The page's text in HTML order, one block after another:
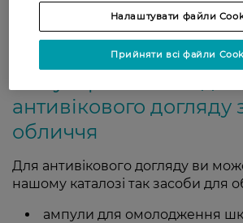
сухістю, втратою еластичності,
нерівним рельєфом.
антивікового
обличчя
Для антивікового догляду ви
нашому каталозі так засоби для
ампули для омолодження
Налаштувати файли
Прийняти всі файли